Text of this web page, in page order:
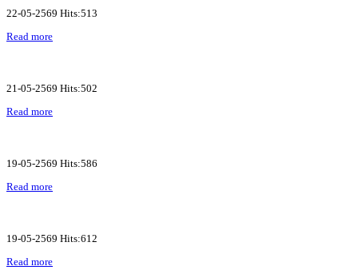
22-05-2569 Hits:513
Read more
21-05-2569 Hits:502
Read more
19-05-2569 Hits:586
Read more
19-05-2569 Hits:612
Read more